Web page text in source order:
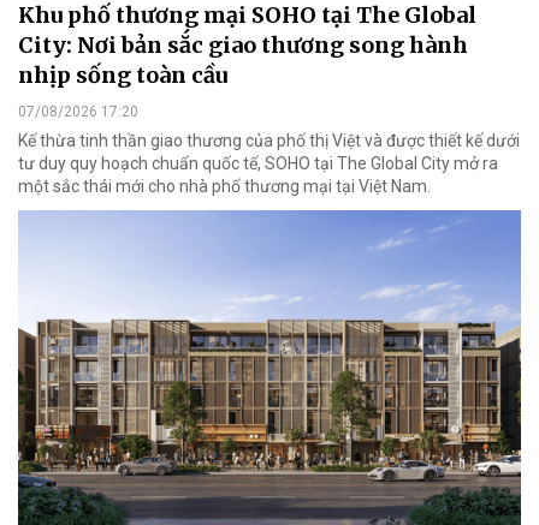
Khu phố thương mại SOHO tại The Global
City: Nơi bản sắc giao thương song hành
nhịp sống toàn cầu
07/08/2026 17:20
Kế thừa tinh thần giao thương của phố thị Việt và được thiết kế dưới
tư duy quy hoạch chuẩn quốc tế, SOHO tại The Global City mở ra
một sắc thái mới cho nhà phố thương mại tại Việt Nam.